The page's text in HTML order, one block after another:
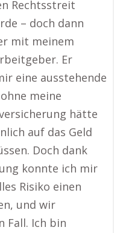
Rechtsstreit
– doch dann
mit meinem
Er
eine ausstehende
meine
hätte
auf das Geld
Doch dank
konnte ich mir
Risiko einen
und wir
Fall. Ich bin